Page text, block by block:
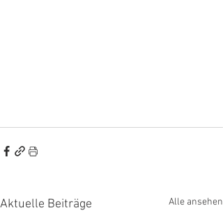
Aktuelle Beiträge Alle ansehen